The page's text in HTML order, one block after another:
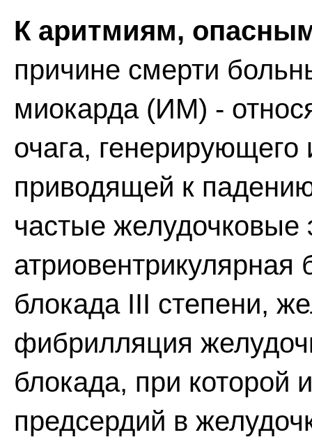
К аритмиям,
причине смерти
миокарда (ИМ) -
очага,
приводящей к
частые желудочковые
блокада III степени,
фибрилляция
блокада, при которой
предсердий в